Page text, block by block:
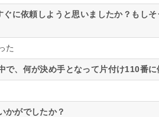
ぐに依頼しようと思いましたか？もし
た
で、何が決め手となって片付け110番に
かがでしたか？